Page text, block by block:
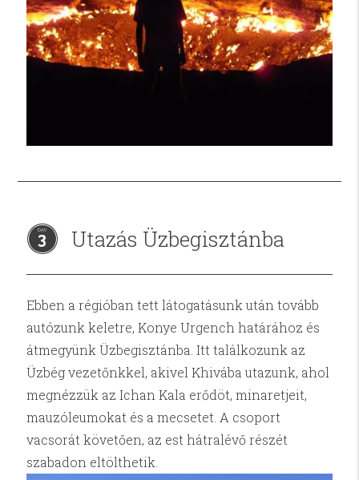
3 Utazás Üzbegisztánba
Ebben a régióban tett látogatásunk után tovább
autózunk keletre, Konye Urgench határához és
átmegyünk Üzbegisztánba. Itt találkozunk az
Üzbég vezetőnkkel, akivel Khivába utazunk, ahol
megnézzük az Ichan Kala erődöt, minaretjeit,
mauzóleumokat és a mecsetet. A csoport
vacsorát követően, az est hátralévő részét
szabadon eltölthetik.